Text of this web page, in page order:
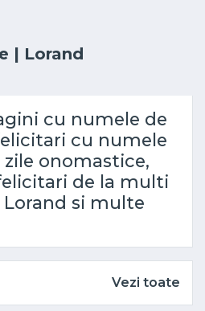
| Lorand
cu numele de
cu numele
onomastice,
de la multi
si multe
Vezi toate